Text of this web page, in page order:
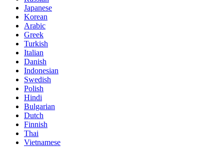
Japanese
Korean
Arabic
Greek
Turkish
Italian
Danish
Indonesian
Swedish
Polish
Hindi
Bulgarian
Dutch
Finnish
Thai
Vietnamese